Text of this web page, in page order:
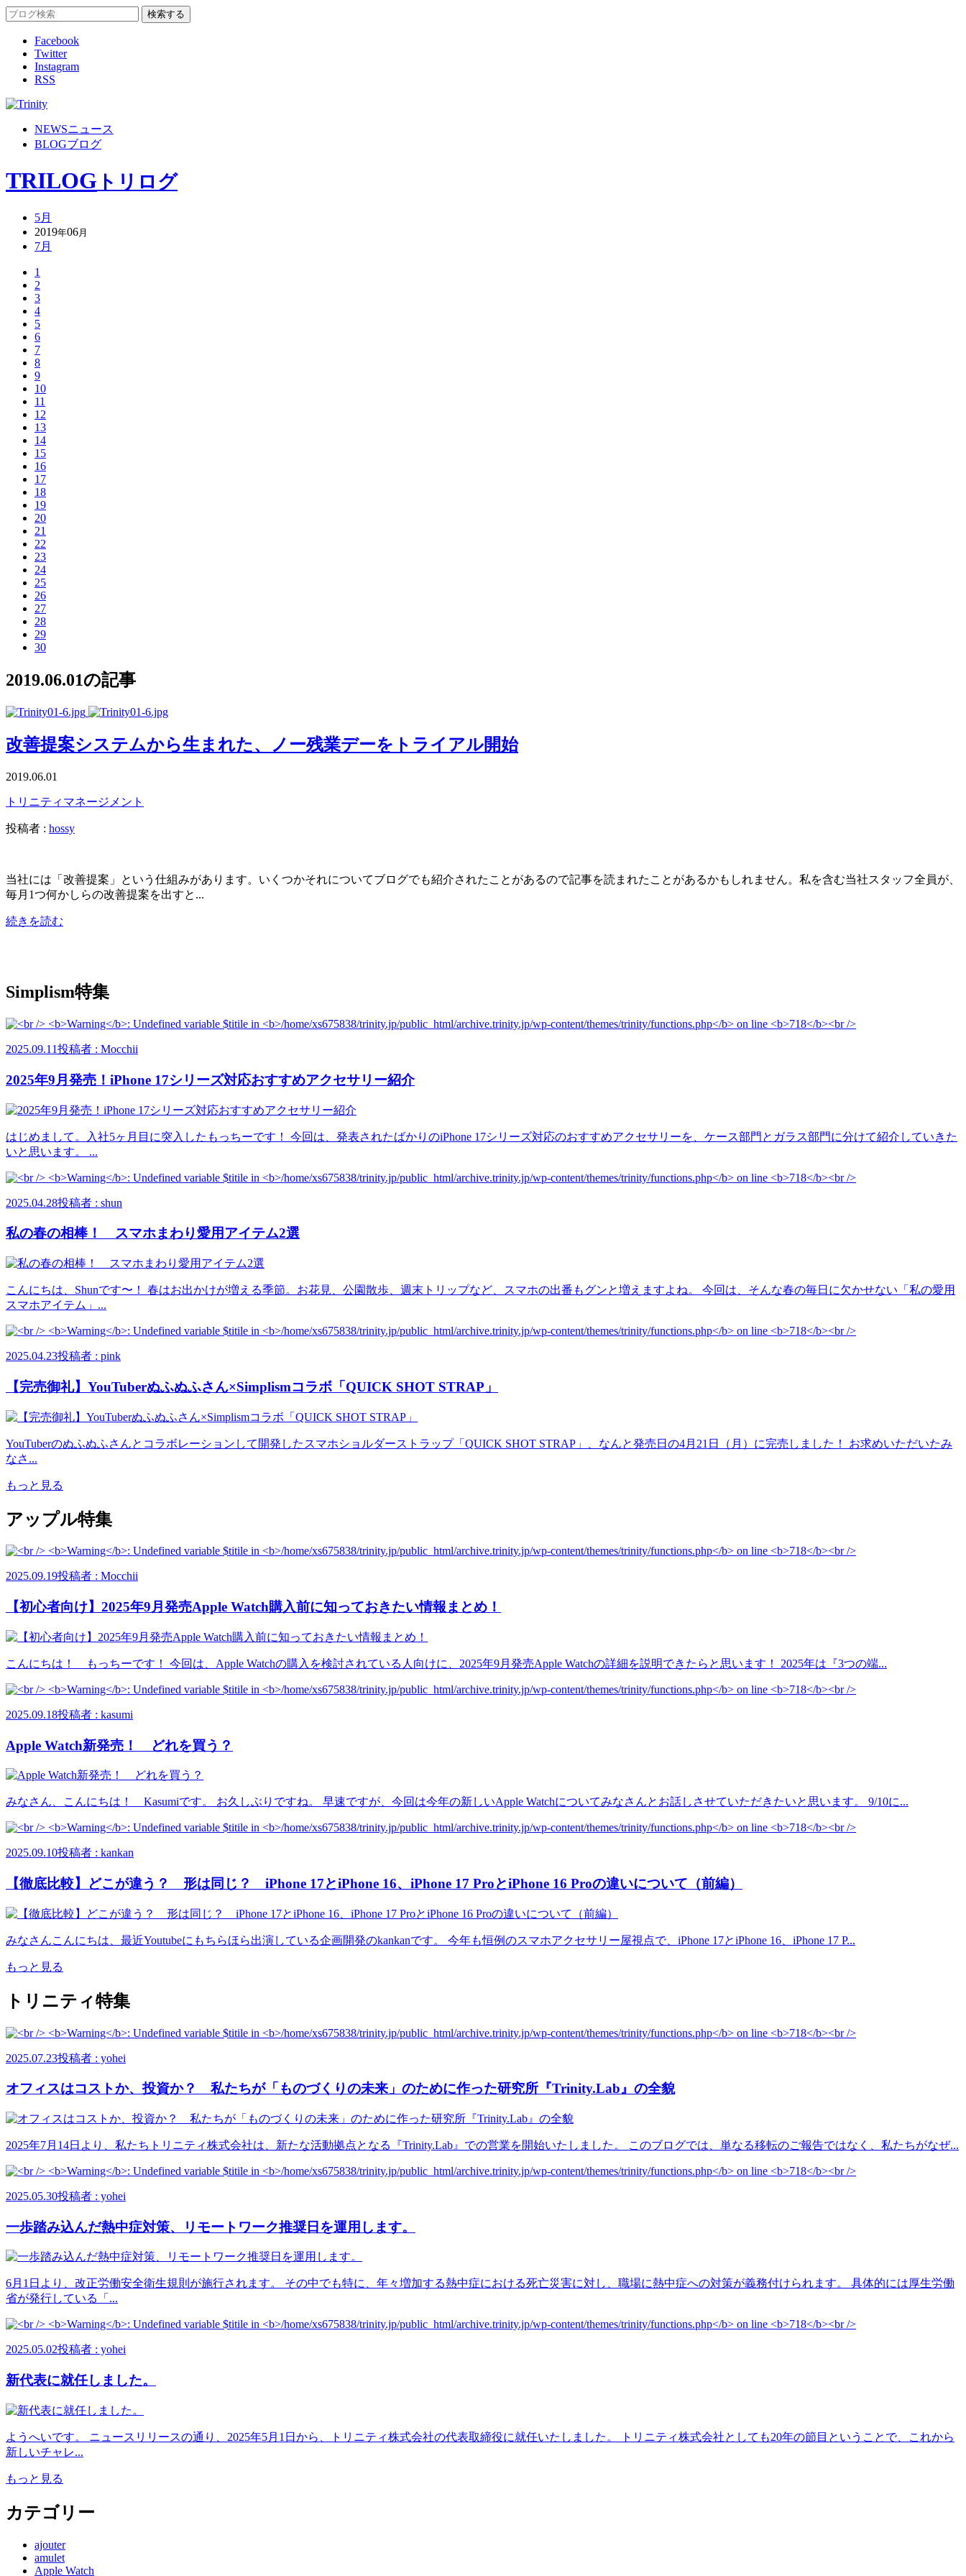
Facebook
Twitter
Instagram
RSS
NEWSニュース
BLOGブログ
TRILOG トリログ
5月
2019年06 月
7月
1
2
3
4
5
6
7
8
9
10
11
12
13
14
15
16
17
18
19
20
21
22
23
24
25
26
27
28
29
30
2019.06.01の記事
改善提案システムから生まれた、ノー残業デーをトライアル開始
2019.06.01
トリニティ マネージメント
投稿者 : hossy
当社には「改善提案」という仕組みがあります。いくつかそれについてブログでも紹介されたことがあるので記事を読まれたことがあるかもしれません。私を含む当社スタッフ全員が、
毎月1つ何かしらの改善提案を出すと...
続きを読む
Simplism特集
2025.09.11投稿者 : Mocchii
2025年9月発売！iPhone 17シリーズ対応おすすめアクセサリー紹介
はじめまして。入社5ヶ月目に突入したもっちーです！ 今回は、発表されたばかりのiPhone 17シリーズ対応のおすすめアクセサリーを、ケース部門とガラス部門に分けて紹介していきた
いと思います。 ...
2025.04.28投稿者 : shun
私の春の相棒！ スマホまわり愛用アイテム2選
こんにちは、Shunです〜！ 春はお出かけが増える季節。お花見、公園散歩、週末トリップなど、スマホの出番もグンと増えますよね。 今回は、そんな春の毎日に欠かせない「私の愛用
スマホアイテム」...
2025.04.23投稿者 : pink
【完売御礼】YouTuberぬふぬふさん×Simplismコラボ「QUICK SHOT STRAP」
YouTuberのぬふぬふさんとコラボレーションして開発したスマホショルダーストラップ「QUICK SHOT STRAP」、なんと発売日の4月21日（月）に完売しました！ お求めいただいたみ
なさ...
もっと見る
アップル特集
2025.09.19投稿者 : Mocchii
【初心者向け】2025年9月発売Apple Watch購入前に知っておきたい情報まとめ！
こんにちは！ もっちーです！ 今回は、Apple Watchの購入を検討されている人向けに、2025年9月発売Apple Watchの詳細を説明できたらと思います！ 2025年は『3つの端...
2025.09.18投稿者 : kasumi
Apple Watch新発売！ どれを買う？
みなさん、こんにちは！ Kasumiです。 お久しぶりですね。 早速ですが、今回は今年の新しいApple Watchについてみなさんとお話しさせていただきたいと思います。 9/10に...
2025.09.10投稿者 : kankan
【徹底比較】どこが違う？ 形は同じ？ iPhone 17とiPhone 16、iPhone 17 ProとiPhone 16 Proの違いについて（前編）
みなさんこんにちは、最近Youtubeにもちらほら出演している企画開発のkankanです。 今年も恒例のスマホアクセサリー屋視点で、iPhone 17とiPhone 16、iPhone 17 P...
もっと見る
トリニティ特集
2025.07.23投稿者 : yohei
オフィスはコストか、投資か？ 私たちが「ものづくりの未来」のために作った研究所『Trinity.Lab』の全貌
2025年7月14日より、私たちトリニティ株式会社は、新たな活動拠点となる『Trinity.Lab』での営業を開始いたしました。 このブログでは、単なる移転のご報告ではなく、私たちがなぜ...
2025.05.30投稿者 : yohei
一歩踏み込んだ熱中症対策、リモートワーク推奨日を運用します。
6月1日より、改正労働安全衛生規則が施行されます。 その中でも特に、年々増加する熱中症における死亡災害に対し、職場に熱中症への対策が義務付けられます。 具体的には厚生労働
省が発行している「...
2025.05.02投稿者 : yohei
新代表に就任しました。
ようへいです。 ニュースリリースの通り、2025年5月1日から、トリニティ株式会社の代表取締役に就任いたしました。 トリニティ株式会社としても20年の節目ということで、これから
新しいチャレ...
もっと見る
カテゴリー
ajouter
amulet
Apple Watch